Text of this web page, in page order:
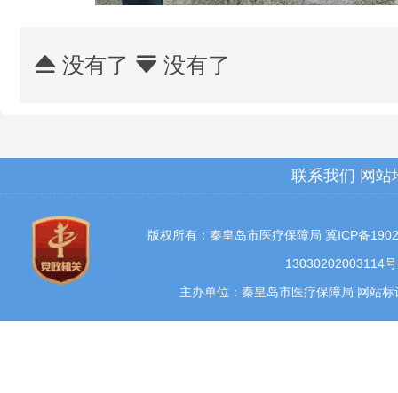
 没有了  没有了
联系我们 网站
版权所有：秦皇岛市医疗保障局 冀ICP备
13030202003114号
主办单位：秦皇岛市医疗保障局 网站